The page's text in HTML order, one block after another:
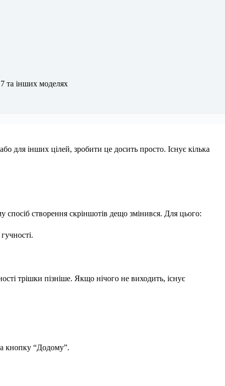
та інших моделях
для інших цілей, зробити це досить просто. Існує кілька
створення скріншотів дещо змінився. Для цього:
трішки пізніше. Якщо нічого не виходить, існує
кнопку “Додому”.